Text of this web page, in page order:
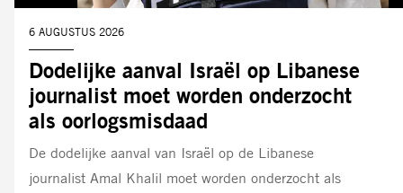
Dodelijke aanval Israël op Libanese
journalist moet worden onderzocht
als oorlogsmisdaad
DATUM:
6 AUGUSTUS 2026
De dodelijke aanval van Israël op de Libanese
journalist Amal Khalil moet worden onderzocht als